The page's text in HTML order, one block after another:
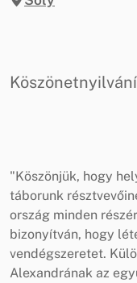
"Köszönjük, hogy
táborunk
ország minden
bizonyítván, hogy
vendégszeretet.
Alexandrának az